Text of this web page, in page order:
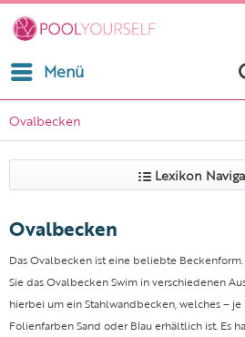
Menü
Ovalbecken
Lexikon
Ovalbecken
Das Ovalbecken ist eine beliebte
Sie das Ovalbecken Swim in verschiedenen
hierbei um ein Stahlwandbecken, welches – je
Folienfarben Sand oder Blau erhältlich ist. Es